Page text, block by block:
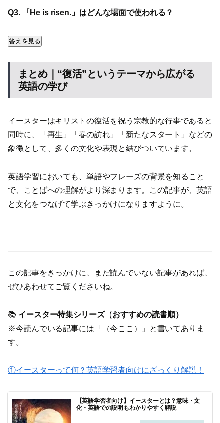
Q3. 「He is risen.」はどんな場面で使われる？
答えを見る
まとめ｜“復活”というテーマから広がる
英語の学び
イースターはキリストの復活を祝う宗教的な行事であると
同時に、「再生」「春の訪れ」「新たなスタート」などの
象徴として、多くの文化や表現と結びついています。
英語学習においても、単語やフレーズの背景を知ること
で、ことばへの理解がより深まります。この記事が、英語
と文化をつなげて学ぶきっかけになりますように。
この記事をきっかけに、まだ読んでいない記事があれば、
ぜひあわせてご覧くださいね。
📚 イースター特集シリーズ（おすすめの読書順）
※今読んでいる記事には「（今ここ）」と書いてありま
す。
①イースターって何？英語学習者向けにざっくり解説！
【英語学習者向け】イースターとは？意味・文
化・英語での説明もわかりやすく解説